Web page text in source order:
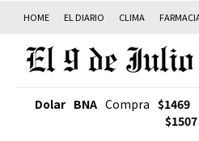
HOME EL DIARIO CLIMA
Dolar BNA Compra $1469
$1507